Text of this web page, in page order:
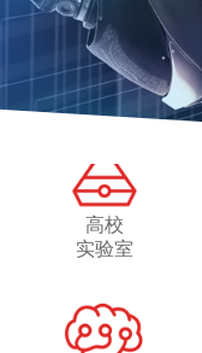
高校
实验室